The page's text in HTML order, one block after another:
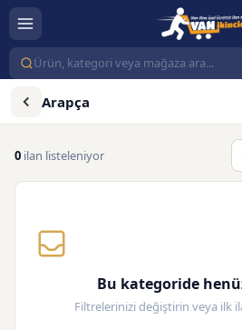
Arapça
0 ilan listeleniyor
Bu kategoride
Filtrelerinizi değiştirin veya ilk